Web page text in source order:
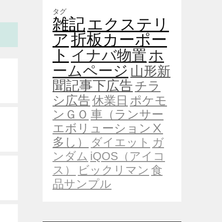
タグ
雑記エクステリ
ア折板カーポー
ト イナバ物置ホ
ームページ 山形新
聞記事下広告 チラ
シ広告休業日 ポケモ
ンＧＯ 車（ランサー
エボリューションⅩ
多し）
ダイエット ガ
ンダム iQOS（アイコ
ス）
ビックリマン 食
品サンプル